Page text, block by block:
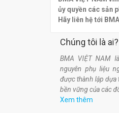
ủy quyền các sản
Hãy liên hệ tới
Chúng tôi là ai?
BMA VIỆT NAM
nguyên phụ liệu
được thành lập
bền vững của các
Xem thêm